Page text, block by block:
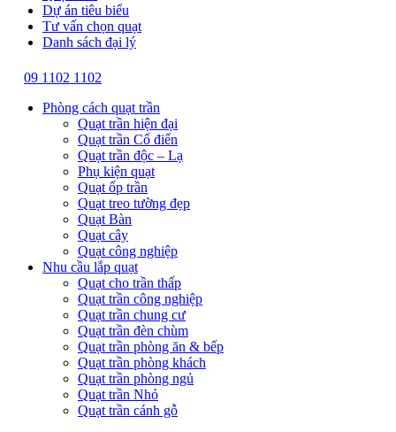
Dự án tiêu biểu
Tư vấn chọn quạt
Danh sách đại lý
09 1102 1102
Phòng cách quạt trần
Quạt trần hiện đại
Quạt trần Cổ điển
Quạt trần độc – Lạ
Phụ kiện quạt
Quạt ốp trần
Quạt treo tường đẹp
Quạt Bàn
Quạt cây
Quạt công nghiệp
Nhu cầu lắp quạt
Quạt cho trần thấp
Quạt trần công nghiệp
Quạt trần chung cư
Quạt trần đèn chùm
Quạt trần phòng ăn & bếp
Quạt trần phòng khách
Quạt trần phòng ngủ
Quạt trần Nhỏ
Quạt trần cánh gỗ